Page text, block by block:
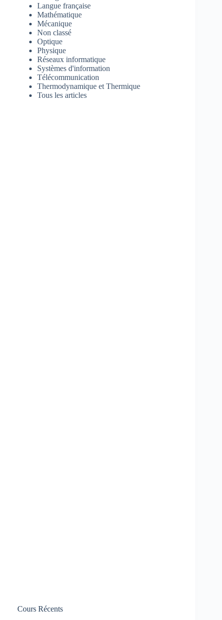
Langue française
Mathématique
Mécanique
Non classé
Optique
Physique
Réseaux informatique
Systèmes d'information
Télécommunication
Thermodynamique et Thermique
Tous les articles
Cours Récents